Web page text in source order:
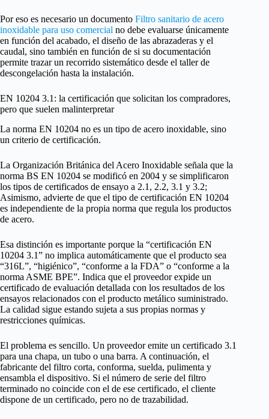
Por eso es necesario un documento Filtro sanitario de acero
inoxidable para uso comercial no debe evaluarse únicamente
en función del acabado, el diseño de las abrazaderas y el
caudal, sino también en función de si su documentación
permite trazar un recorrido sistemático desde el taller de
descongelación hasta la instalación.
EN 10204 3.1: la certificación que solicitan los compradores,
pero que suelen malinterpretar
La norma EN 10204 no es un tipo de acero inoxidable, sino
un criterio de certificación.
La Organización Británica del Acero Inoxidable señala que la
norma BS EN 10204 se modificó en 2004 y se simplificaron
los tipos de certificados de ensayo a 2.1, 2.2, 3.1 y 3.2;
Asimismo, advierte de que el tipo de certificación EN 10204
es independiente de la propia norma que regula los productos
de acero.
Esa distinción es importante porque la “certificación EN
10204 3.1” no implica automáticamente que el producto sea
“316L”, “higiénico”, “conforme a la FDA” o “conforme a la
norma ASME BPE”. Indica que el proveedor expide un
certificado de evaluación detallada con los resultados de los
ensayos relacionados con el producto metálico suministrado.
La calidad sigue estando sujeta a sus propias normas y
restricciones químicas.
El problema es sencillo. Un proveedor emite un certificado 3.1
para una chapa, un tubo o una barra. A continuación, el
fabricante del filtro corta, conforma, suelda, pulimenta y
ensambla el dispositivo. Si el número de serie del filtro
terminado no coincide con el de ese certificado, el cliente
dispone de un certificado, pero no de trazabilidad.